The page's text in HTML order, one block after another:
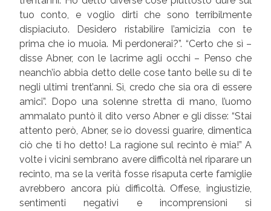
tuo conto, e voglio dirti che sono terribilmente
dispiaciuto. Desidero ristabilire l’amicizia con te
prima che io muoia. Mi perdonerai?”. “Certo che sì –
disse Abner, con le lacrime agli occhi – Penso che
neanch’io abbia detto delle cose tanto belle su di te
negli ultimi trent’anni. Sì, credo che sia ora di essere
amici”. Dopo una solenne stretta di mano, l’uomo
ammalato puntò il dito verso Abner e gli disse: “Stai
attento però, Abner, se io dovessi guarire, dimentica
ciò che ti ho detto! La ragione sul recinto è mia!” A
volte i vicini sembrano avere difficoltà nel riparare un
recinto, ma se la verità fosse risaputa certe famiglie
avrebbero ancora più difficoltà. Offese, ingiustizie,
sentimenti negativi e incomprensioni si